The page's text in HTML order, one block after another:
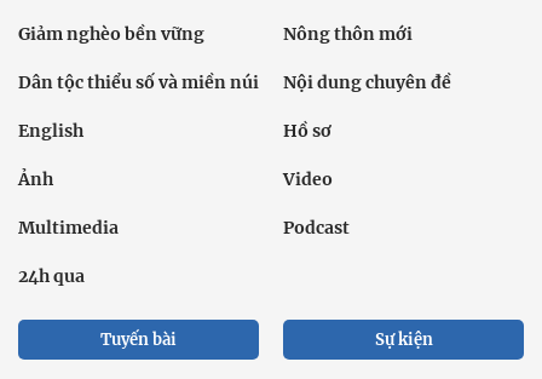
Giảm nghèo bền vững Nông thôn mới
Dân tộc thiểu số và miền núi Nội dung chuyên đề
English Hồ sơ
Ảnh Video
Multimedia Podcast
24h qua
Tuyến bài Sự kiện